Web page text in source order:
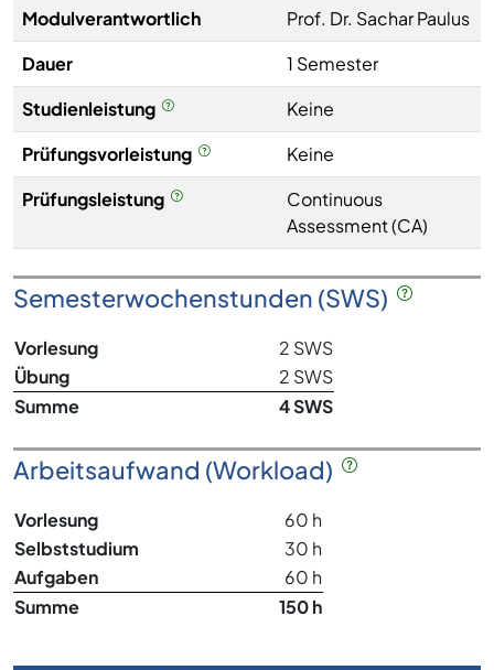
Modulverantwortlich
Prof. Dr. Sachar Paulus
Dauer
1 Semester
Studienleistung
Keine
Prüfungsvorleistung
Keine
Prüfungsleistung
Continuous
Assessment (CA)
Semesterwochenstunden (SWS)
Vorlesung
2 SWS
Übung
2 SWS
Summe
4 SWS
Arbeitsaufwand (Workload)
Vorlesung
60 h
Selbststudium
30 h
Aufgaben
60 h
Summe
150 h